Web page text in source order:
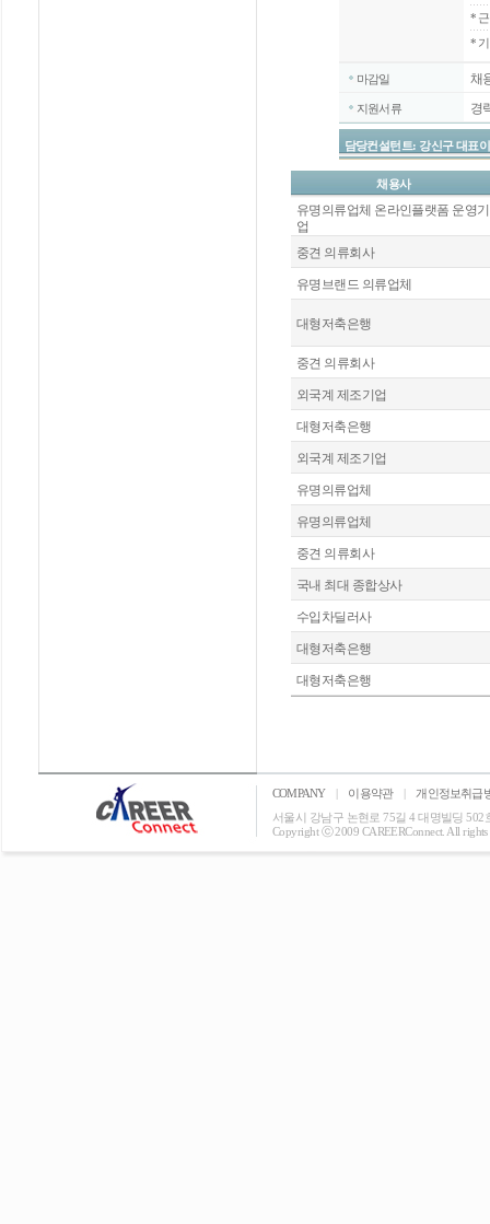
*
*
마감일 채
지원서류 경
담당컨설턴트: 강신구 대표
채용사
유명의류업체 온라인플랫폼 운영기
업
중견 의류회사
유명브랜드 의류업체
대형저축은행
중견 의류회사
외국계 제조기업
대형저축은행
외국계 제조기업
유명의류업체
유명의류업체
중견 의류회사
국내 최대 종합상사
수입차딜러사
대형저축은행
대형저축은행
COMPANY | 이용약관 |
개인정보취급
서울시 강남구 논현로 75길 4 대명빌딩 502
Copyright ⓒ 2009 CAREERConnect. All rights